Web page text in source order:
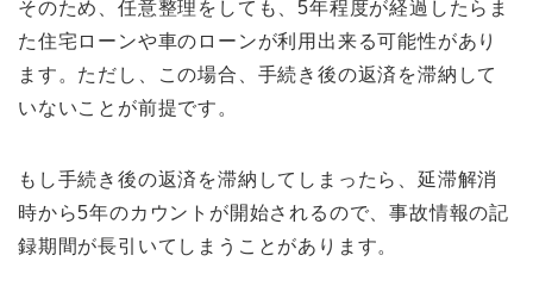
そのため、任意整理をしても、5年程度が経過したらま
た住宅ローンや車のローンが利用出来る可能性があり
ます。ただし、この場合、手続き後の返済を滞納して
いないことが前提です。
もし手続き後の返済を滞納してしまったら、延滞解消
時から5年のカウントが開始されるので、事故情報の記
録期間が長引いてしまうことがあります。